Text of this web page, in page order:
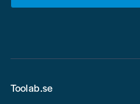
Toolab.se